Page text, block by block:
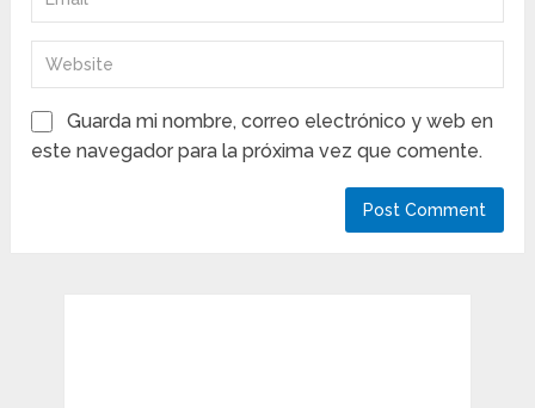
Guarda mi nombre, correo electrónico y web en
este navegador para la próxima vez que comente.